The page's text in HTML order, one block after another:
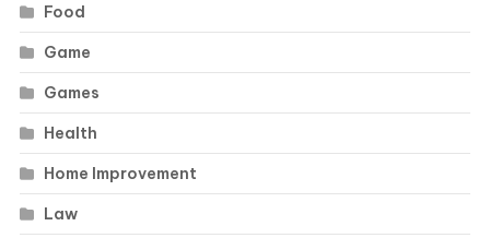
Food
Game
Games
Health
Home Improvement
Law